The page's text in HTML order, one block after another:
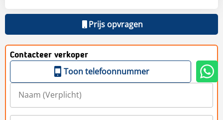
Prijs opvragen
Contacteer verkoper
Toon telefoonnummer